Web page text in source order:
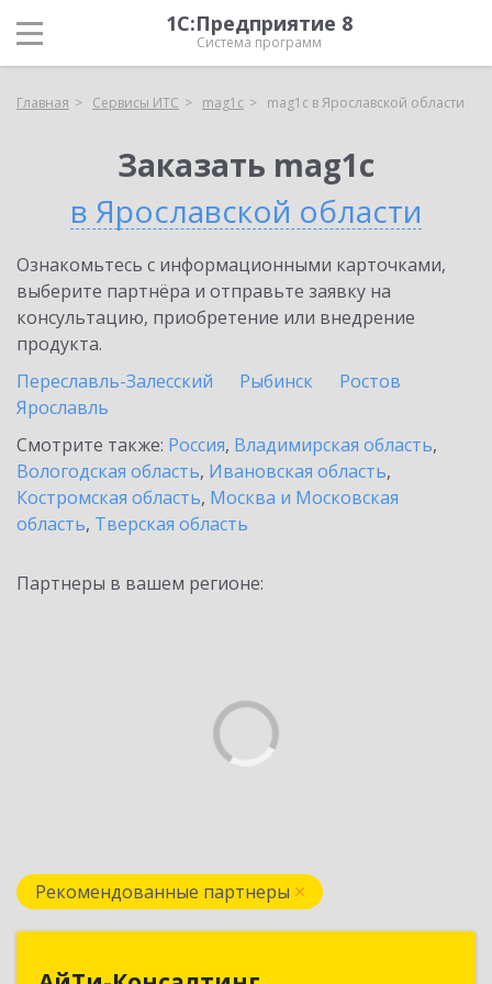
1С:Предприятие 8
Система программ
Главная Сервисы ИТС mag1c mag1c в Ярославской области
Заказать mag1c
в Ярославской области
Ознакомьтесь с информационными карточками,
выберите партнёра и отправьте заявку на
консультацию, приобретение или внедрение
продукта.
Переславль-Залесский
Рыбинск
Ростов
Ярославль
Смотрите также: Россия, Владимирская область,
Вологодская область, Ивановская область,
Костромская область, Москва и Московская
область, Тверская область
Партнеры в вашем регионе:
Рекомендованные партнеры